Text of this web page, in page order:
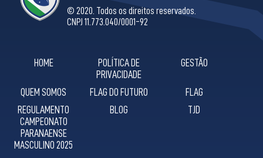
© 2020. Todos os direitos reservados.
CNPJ 11.773.040/0001-92
HOME
POLÍTICA DE
PRIVACIDADE
GESTÃO
QUEM SOMOS FLAG DO FUTURO
FLAG
REGULAMENTO
CAMPEONATO
PARANAENSE
MASCULINO 2025
BLOG TJD